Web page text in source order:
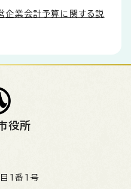
企業会計予算に関する説
役所
1番1号